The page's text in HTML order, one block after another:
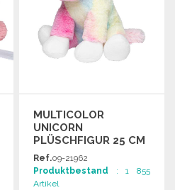
MULTICOLOR
UNICORN
PLÜSCHFIGUR 25 CM
ZU
GROSSHANDELSPREISEN
Ref.09-21962
Produktbestand : 1 855
Artikel